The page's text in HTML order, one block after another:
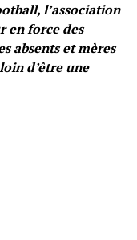
l’association
en force des
absents et mères
d’être une